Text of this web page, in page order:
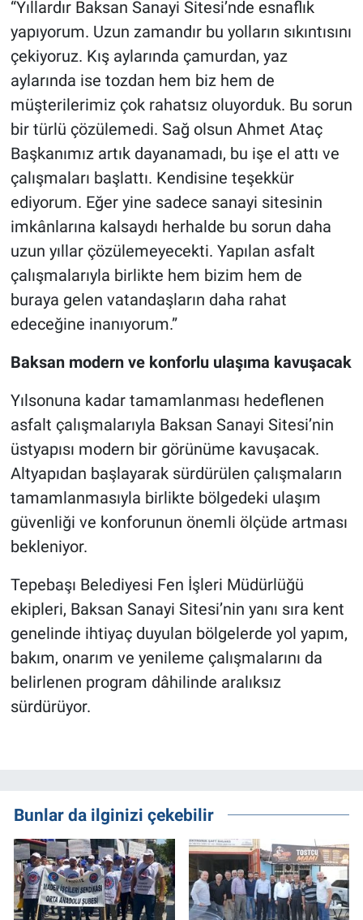
“Yıllardır Baksan Sanayi Sitesi’nde esnaflık
yapıyorum. Uzun zamandır bu yolların sıkıntısını
çekiyoruz. Kış aylarında çamurdan, yaz
aylarında ise tozdan hem biz hem de
müşterilerimiz çok rahatsız oluyorduk. Bu sorun
bir türlü çözülemedi. Sağ olsun Ahmet Ataç
Başkanımız artık dayanamadı, bu işe el attı ve
çalışmaları başlattı. Kendisine teşekkür
ediyorum. Eğer yine sadece sanayi sitesinin
imkânlarına kalsaydı herhalde bu sorun daha
uzun yıllar çözülemeyecekti. Yapılan asfalt
çalışmalarıyla birlikte hem bizim hem de
buraya gelen vatandaşların daha rahat
edeceğine inanıyorum.”
Baksan modern ve konforlu ulaşıma kavuşacak
Yılsonuna kadar tamamlanması hedeflenen
asfalt çalışmalarıyla Baksan Sanayi Sitesi’nin
üstyapısı modern bir görünüme kavuşacak.
Altyapıdan başlayarak sürdürülen çalışmaların
tamamlanmasıyla birlikte bölgedeki ulaşım
güvenliği ve konforunun önemli ölçüde artması
bekleniyor.
Tepebaşı Belediyesi Fen İşleri Müdürlüğü
ekipleri, Baksan Sanayi Sitesi’nin yanı sıra kent
genelinde ihtiyaç duyulan bölgelerde yol yapım,
bakım, onarım ve yenileme çalışmalarını da
belirlenen program dâhilinde aralıksız
sürdürüyor.
Bunlar da ilginizi çekebilir